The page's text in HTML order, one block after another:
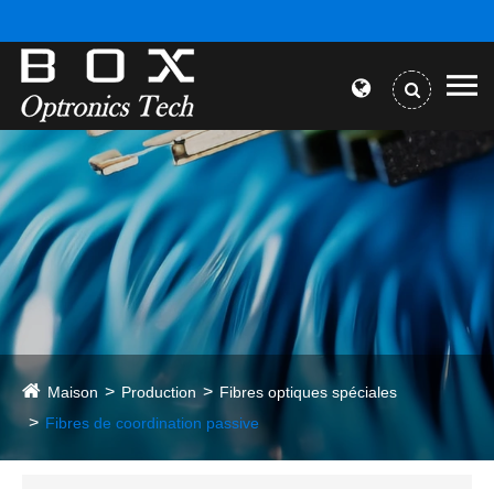
Maison Production
Fibres optiques spéciales
Fibres de coordination passive